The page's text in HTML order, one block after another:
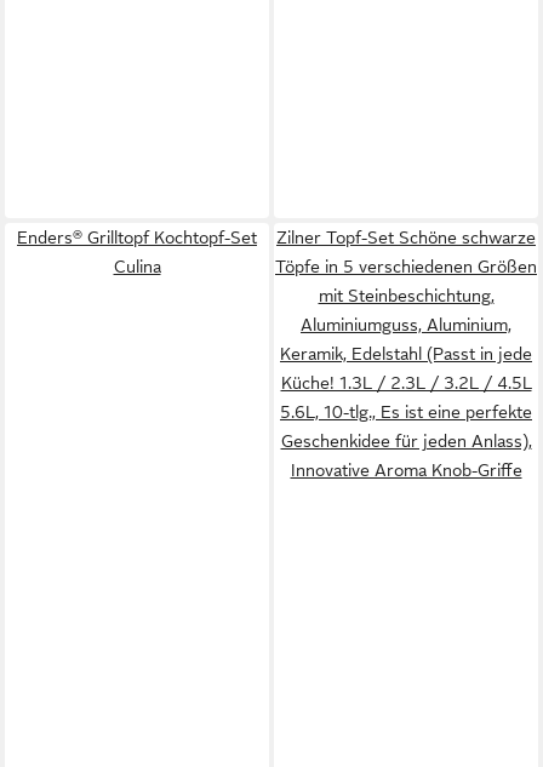
Enders® Grilltopf Kochtopf-Set
Culina
Zilner Topf-Set Schöne schwarze
Töpfe in 5 verschiedenen Größen
mit Steinbeschichtung,
Aluminiumguss, Aluminium,
Keramik, Edelstahl (Passt in jede
Küche! 1.3L / 2.3L / 3.2L / 4.5L
5.6L, 10-tlg., Es ist eine perfekte
Geschenkidee für jeden Anlass),
Innovative Aroma Knob-Griffe